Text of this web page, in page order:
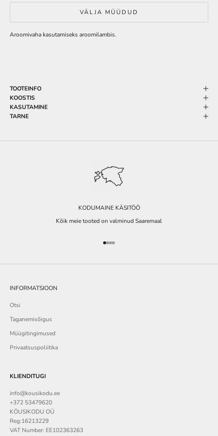
VÄLJA MÜÜDUD
Aroomivaha kasutamiseks aroomilambis.
TOOTEINFO
KOOSTIS
KASUTAMINE
TARNE
KODUMAINE KÄSITÖÖ
Kõik meie tooted on valminud Saaremaal
Go to item 1
Go to item 2
Go to item 3
Go to item 4
INFORMATSIOON
Otsi
Taganemisõigus
Müügitingimused
Privaatsuspoliitika
KLIENDITUGI
info@kousikodu.ee
+372 53479620
KÖUSIKODU OÜ
Reg:16213229
VAT Number: EE102363263